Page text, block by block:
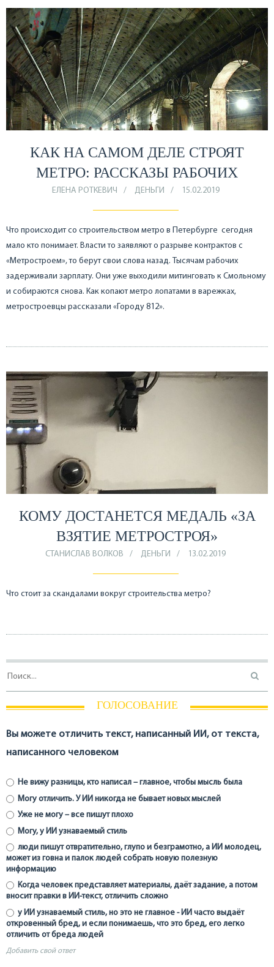
КАК НА САМОМ ДЕЛЕ СТРОЯТ
МЕТРО: РАССКАЗЫ РАБОЧИХ
ЕЛЕНА РОТКЕВИЧ ДЕНЬГИ 15.02.2019
Что происходит со строительством метро в Петербурге сегодня
мало кто понимает. Власти то заявляют о разрыве контрактов с
«Метростроем», то берут свои слова назад. Тысячам рабочих
задерживали зарплату. Они уже выходили митинговать к Смольному
и собираются снова. Как копают метро лопатами в варежках,
метростроевцы рассказали «Городу 812».
КОМУ ДОСТАНЕТСЯ МЕДАЛЬ «ЗА
ВЗЯТИЕ МЕТРОСТРОЯ»
СТАНИСЛАВ ВОЛКОВ ДЕНЬГИ 13.02.2019
Что стоит за скандалами вокруг строительства метро?
ГОЛОСОВАНИЕ
Вы можете отличить текст, написанный ИИ, от текста,
написанного человеком
Не вижу разницы, кто написал – главное, чтобы мысль была
Могу отличить. У ИИ никогда не бывает новых мыслей
Уже не могу – все пишут плохо
Могу, у ИИ узнаваемый стиль
люди пишут отвратительно, глупо и безграмотно, а ИИ молодец,
может из говна и палок людей собрать новую полезную
информацию
Когда человек представляет материалы, даёт задание, а потом
вносит правки в ИИ-текст, отличить сложно
у ИИ узнаваемый стиль, но это не главное - ИИ часто выдаёт
откровенный бред, и если понимаешь, что это бред, его легко
отличить от бреда людей
Добавить свой ответ